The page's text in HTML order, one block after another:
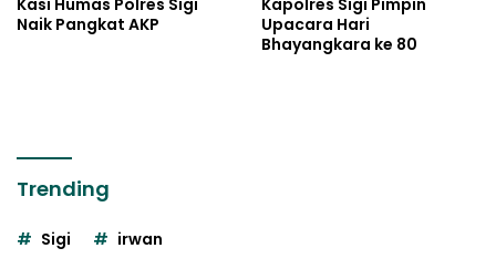
Kasi Humas Polres Sigi
Naik Pangkat AKP
Kapolres Sigi Pimpin
Upacara Hari
Bhayangkara ke 80
Trending
Sigi
irwan